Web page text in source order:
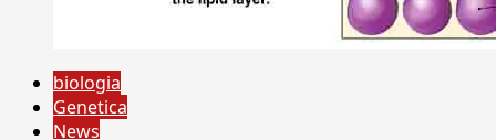
biologia
Genetica
News